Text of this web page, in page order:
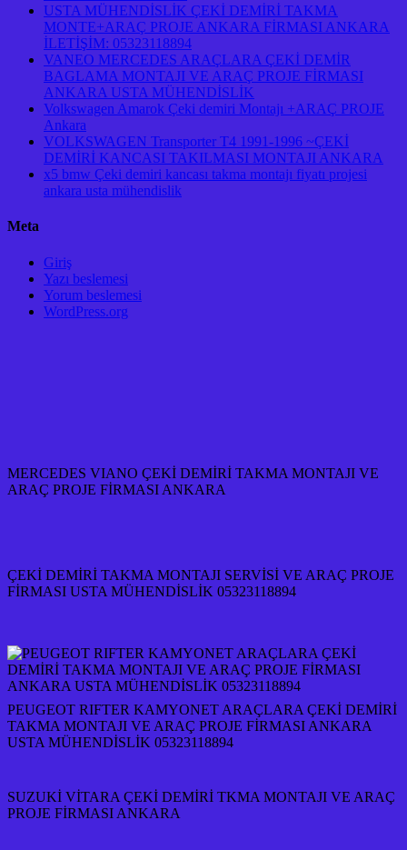
USTA MÜHENDİSLİK ÇEKİ DEMİRİ TAKMA
MONTE+ARAÇ PROJE ANKARA FİRMASI ANKARA
İLETİŞİM: 05323118894
VANEO MERCEDES ARAÇLARA ÇEKİ DEMİR
BAGLAMA MONTAJI VE ARAÇ PROJE FİRMASI
ANKARA USTA MÜHENDİSLİK
Volkswagen Amarok Çeki demiri Montajı +ARAÇ PROJE
Ankara
VOLKSWAGEN Transporter T4 1991-1996 ~ÇEKİ
DEMİRİ KANCASI TAKILMASI MONTAJI ANKARA
x5 bmw Çeki demiri kancası takma montajı fiyatı projesi
ankara usta mühendislik
Meta
Giriş
Yazı beslemesi
Yorum beslemesi
WordPress.org
MERCEDES VIANO ÇEKİ DEMİRİ TAKMA MONTAJI VE
ARAÇ PROJE FİRMASI ANKARA
ÇEKİ DEMİRİ TAKMA MONTAJI SERVİSİ VE ARAÇ PROJE
FİRMASI USTA MÜHENDİSLİK 05323118894
PEUGEOT RIFTER KAMYONET ARAÇLARA ÇEKİ DEMİRİ
TAKMA MONTAJI VE ARAÇ PROJE FİRMASI ANKARA
USTA MÜHENDİSLİK 05323118894
SUZUKİ VİTARA ÇEKİ DEMİRİ TKMA MONTAJI VE ARAÇ
PROJE FİRMASI ANKARA